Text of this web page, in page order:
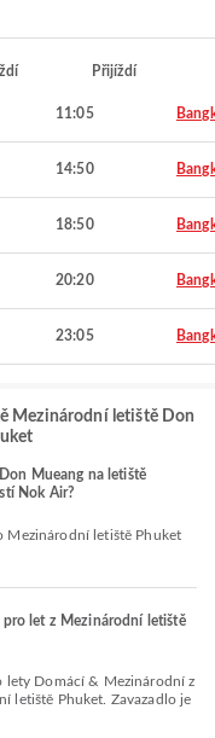
Přijíždí
11:05
14:50
18:50
20:20
23:05
Mezinárodní letiště Don
Mueang na letiště
Nok Air?
let z Mezinárodní letiště
letiště Phuket. Zavazadlo je